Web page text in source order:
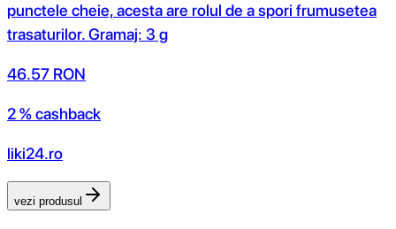
punctele cheie, acesta are rolul de a spori frumusetea
trasaturilor. Gramaj: 3 g
46.57 RON
2 % cashback
liki24.ro
vezi produsul